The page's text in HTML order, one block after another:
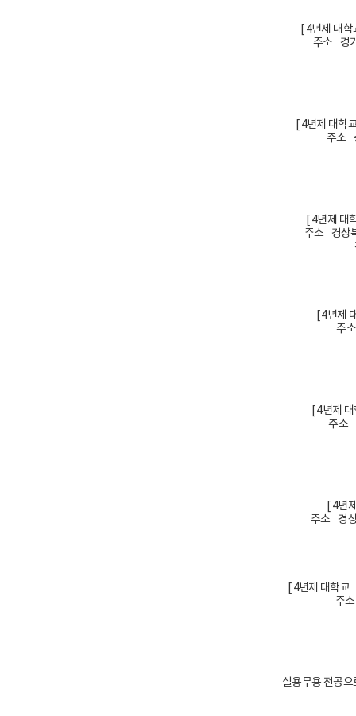
[ 4년제 대
주소 경
[ 4년제 대
주소
[ 4년제
주소 경상
[ 4년제
주
[ 4년제
주소
[ 4년
주소 경
[ 4년제 대학
주
실용무용 전공